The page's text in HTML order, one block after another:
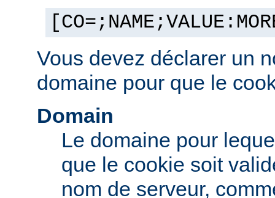
Vous devez déclarer un
domaine pour que le
Domain
Le domaine pour
que le cookie soit
nom de serveur,